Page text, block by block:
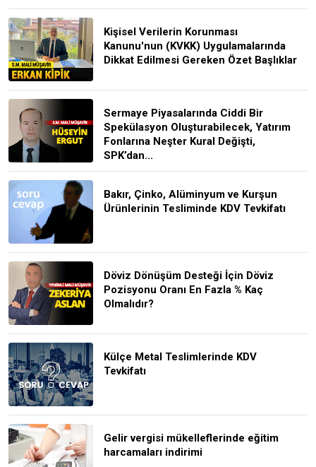
Kişisel Verilerin Korunması
Kanunu'nun (KVKK) Uygulamalarında
Dikkat Edilmesi Gereken Özet Başlıklar
Sermaye Piyasalarında Ciddi Bir
Spekülasyon Oluşturabilecek, Yatırım
Fonlarına Neşter Kural Değişti,
SPK’dan...
Bakır, Çinko, Alüminyum ve Kurşun
Ürünlerinin Tesliminde KDV Tevkifatı
Döviz Dönüşüm Desteği İçin Döviz
Pozisyonu Oranı En Fazla % Kaç
Olmalıdır?
Külçe Metal Teslimlerinde KDV
Tevkifatı
Gelir vergisi mükelleflerinde eğitim
harcamaları indirimi